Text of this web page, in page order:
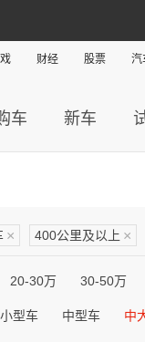
财经 股票 汽
车 新车
× 400公里及以上 ×
20-30万 30-50万
小型车 中型车 中